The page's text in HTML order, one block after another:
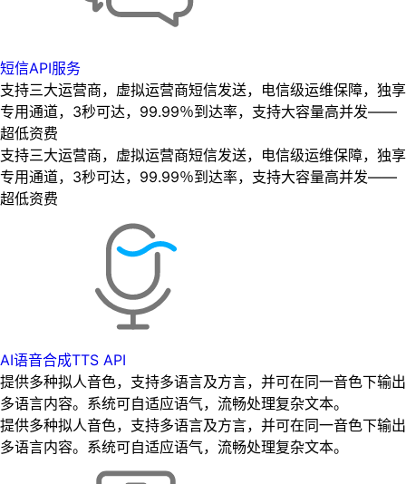
短信API服务
支持三大运营商，虚拟运营商短信发送，电信级运维保障，独享
专用通道，3秒可达，99.99％到达率，支持大容量高并发——
超低资费
支持三大运营商，虚拟运营商短信发送，电信级运维保障，独享
专用通道，3秒可达，99.99％到达率，支持大容量高并发——
超低资费
AI语音合成TTS API
提供多种拟人音色，支持多语言及方言，并可在同一音色下输出
多语言内容。系统可自适应语气，流畅处理复杂文本。
提供多种拟人音色，支持多语言及方言，并可在同一音色下输出
多语言内容。系统可自适应语气，流畅处理复杂文本。